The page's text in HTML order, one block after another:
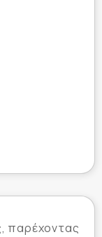
παρέχοντας